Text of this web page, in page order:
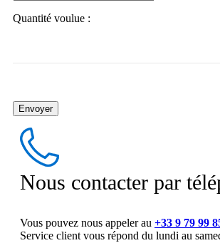
Quantité voulue :
Nous contacter par
Vous pouvez nous appeler au +33 9 79 99
Service client vous répond du lundi au